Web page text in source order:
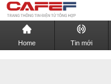
Home Tin mới